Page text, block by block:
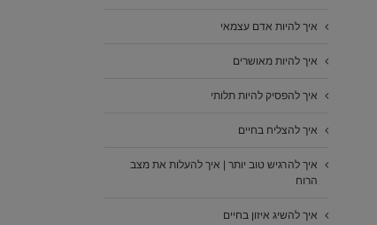
איך להיות אדם עצמאי
איך להיות מאושרים
איך להפסיק להיות תלותי
איך להצליח בחיים
איך להרגיש טוב יותר | איך להעלות את מצב
הרוח
איך להשיג איזון בחיים